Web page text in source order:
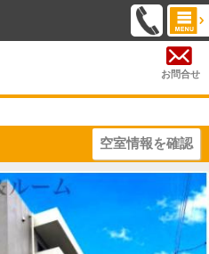
お問合せ
空室情報を確認